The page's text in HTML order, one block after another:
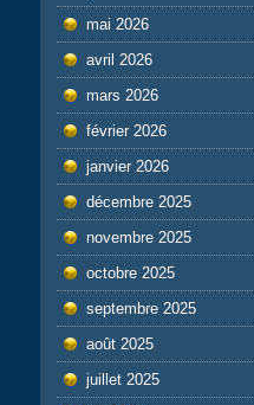
mai 2026
avril 2026
mars 2026
février 2026
janvier 2026
décembre 2025
novembre 2025
octobre 2025
septembre 2025
août 2025
juillet 2025